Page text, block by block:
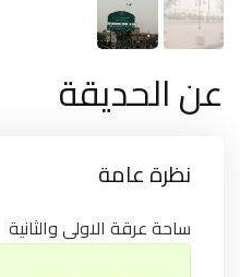
عن الحديقة
نظرة عامة
ساحة عرقة الاولى والثانية